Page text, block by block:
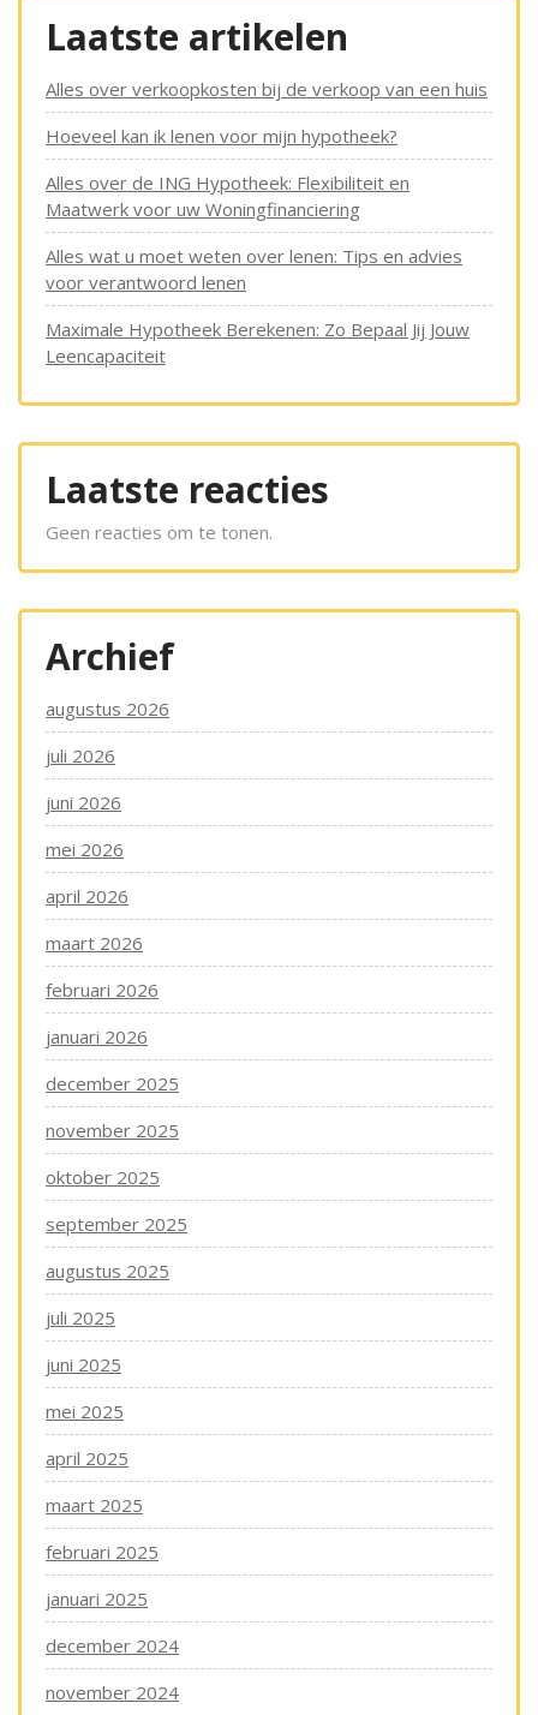
Laatste artikelen
Alles over verkoopkosten bij de verkoop van een huis
Hoeveel kan ik lenen voor mijn hypotheek?
Alles over de ING Hypotheek: Flexibiliteit en
Maatwerk voor uw Woningfinanciering
Alles wat u moet weten over lenen: Tips en advies
voor verantwoord lenen
Maximale Hypotheek Berekenen: Zo Bepaal Jij Jouw
Leencapaciteit
Laatste reacties
Geen reacties om te tonen.
Archief
augustus 2026
juli 2026
juni 2026
mei 2026
april 2026
maart 2026
februari 2026
januari 2026
december 2025
november 2025
oktober 2025
september 2025
augustus 2025
juli 2025
juni 2025
mei 2025
april 2025
maart 2025
februari 2025
januari 2025
december 2024
november 2024